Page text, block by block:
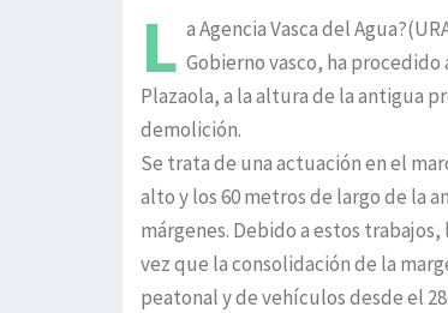
L a Agencia Vasca del
Gobierno vasco, ha
Plazaola, a la altura de la antigua
demolición.
Se trata de una actuación en el
alto y los 60 metros de largo de la
márgenes. Debido a estos
vez que la consolidación de la
peatonal y de vehículos desde el